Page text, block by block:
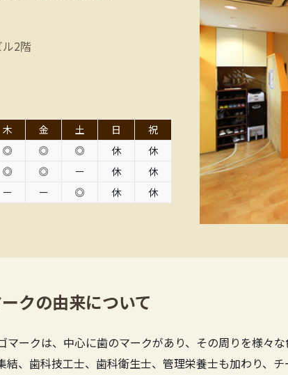
2階
木 金 土 日
祝
◎ ◎ ◎ 休
休
◎ ◎ ー 休
休
ー ー ◎ 休 休
クの由来について
マークは、中心に歯のマークがあり、その周りを様々
結、歯科技工士、歯科衛生士、管理栄養士も加わり、